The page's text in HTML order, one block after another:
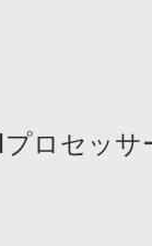
プロセッ